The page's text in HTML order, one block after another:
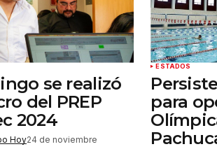
Enviar comentario
se realizó
del PREP
2024
Hoy24 de noviembre
ESTADOS
para